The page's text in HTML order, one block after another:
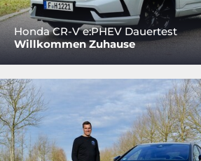
Honda CR-V e:PHEV Dauertest
Willkommen Zuhause